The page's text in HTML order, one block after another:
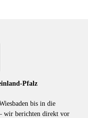
Pfalz
bis in die
wir berichten direkt vor